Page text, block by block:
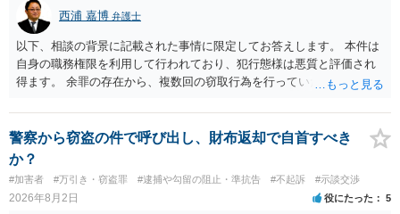
西浦 嘉博 弁護士
以下、相談の背景に記載された事情に限定してお答えします。 本件は
自身の職務権限を利用して行われており、犯行態様は悪質と評価され
得ます。 余罪の存在から、複数回の窃取行為を行っていたことも悪質
ると思われます。 他方、余罪を含めた全額を弁済していることは、被
害者の経済的損害の回復として有利に斟酌されます。 また、前科前歴
を有しないことも、規範意識が鈍磨しきっているとまでは言えず、有
利な点です。 その他、家族の監督等の情状証拠を適切に提出すること
で、私見ですが、執行猶予判決を視野に入れることが可能な事案と思
われます。 上記、一つの意見として参考ください。
警察から窃盗の件で呼び出し、財布返却で自首すべき
か？
#加害者 #万引き・窃盗罪 #逮捕や勾留の阻止・準抗告 #不起訴 #示談交渉
2026年8月2日 役にたった 5